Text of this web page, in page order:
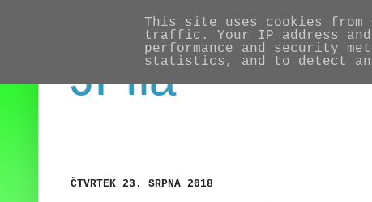
JFíla
ČTVRTEK 23. SRPNA 2018
This site uses cookies
traffic. Your IP address and
performance and security
statistics, and to detect